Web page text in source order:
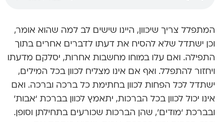
המתפלל צריך שיכוון, היינו שישים לב למה שהוא אומר,
וכן ישתדל שלא להסיח את דעתו לדברים אחרים בתוך
התפילה. ואם עלו במוחו מחשבות אחרות, יסלקם מדעתו
ויחזור להתפלל. ואף אם אינו מצליח לכוון בכל המילים,
ישתדל לכל הפחות לכוון בחתימת כל ברכה וברכה. ואם
אינו יכול לכוון בכל הברכות, יתאמץ לכוון בברכת ‘אבות’
ובברכת ‘מודים’, שהן הברכות שכורעים בתחילתן וסופן.